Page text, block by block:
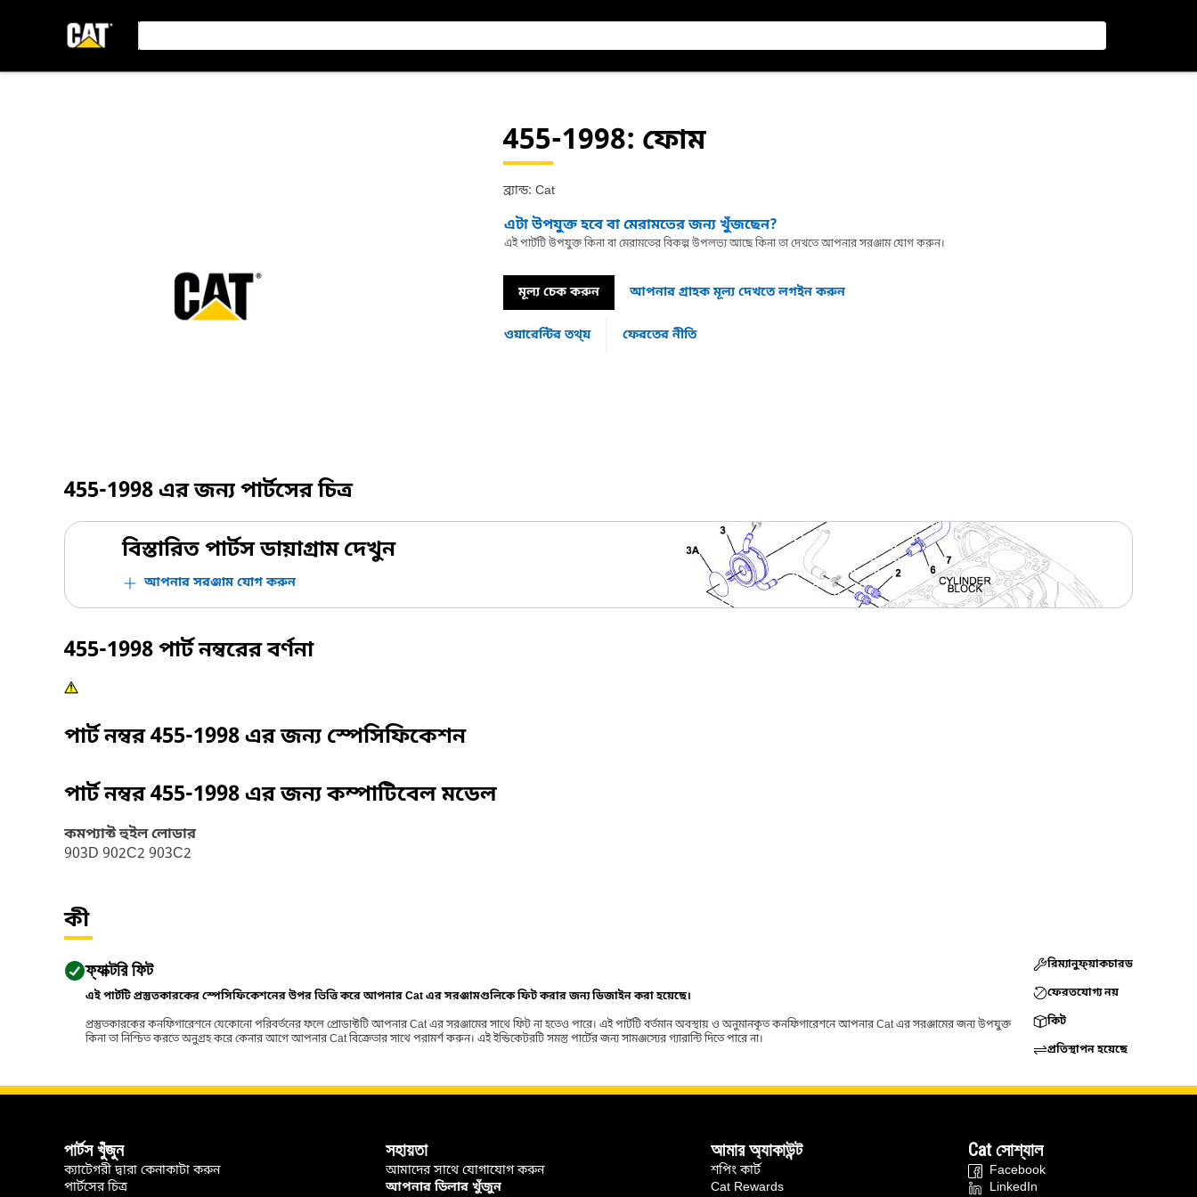
455-1998: ফোম
ব্র্যান্ড: Cat
এটা উপযুক্ত হবে বা মেরামতের জন্য খুঁজছেন?
এই পার্টটি উপযুক্ত কিনা বা মেরামতের বিকল্প উপলভ্য আছে কিনা তা দেখতে আপনার সরঞ্জাম যোগ করুন।
মূল্য চেক করুন আপনার গ্রাহক মূল্য দেখতে লগইন করুন
ওয়ারেন্টির তথ্য় ফেরতের নীতি
455-1998এর জন্য পার্টসের চিত্র
বিস্তারিত পার্টস ডায়াগ্রাম দেখুন
আপনার সরঞ্জাম যোগ করুন
455-1998পার্ট নম্বরের বর্ণনা
পার্ট নম্বর455-1998এর জন্য স্পেসিফিকেশন
পার্ট নম্বর455-1998এর জন্য কম্পাটিবেল মডেল
কমপ্যাক্ট হুইল লোডার
903D 902C2 903C2
কী
ফ্যাক্টরি ফিট
এই পার্টটি প্রস্তুতকারকের স্পেসিফিকেশনের উপর ভিত্তি করে আপনার Cat এর সরঞ্জামগুলিকে ফিট করার জন্য ডিজাইন করা হয়েছে।
প্রস্তুতকারকের কনফিগারেশনে যেকোনো পরিবর্তনের ফলে প্রোডাক্টটি আপনার Cat এর সরঞ্জামের সাথে ফিট না হতেও পারে। এই পার্টটি বর্তমান অবস্থায় ও অনুমানকৃত কনফিগারেশনে আপনার Cat এর সরঞ্জামের জন্য উপযুক্ত
কিনা তা নিশ্চিত করতে অনুগ্রহ করে কেনার আগে আপনার Cat বিক্রেতার সাথে পরামর্শ করুন। এই ইন্ডিকেটরটি সমস্ত পার্টের জন্য সামঞ্জস্যের গ্যারান্টি দিতে পারে না।
রিম্যানুফ্য়াকচারড
ফেরতযোগ্য নয়
কিট
প্রতিস্থাপন হয়েছে
পার্টস খুঁজুন
ক্যাটেগরী দ্বারা কেনাকাটা করুন
পার্টসের চিত্র
সহায়তা
আমাদের সাথে যোগাযোগ করুন
আপনার ডিলার খুঁজুন
আমার অ্যাকাউন্ট
শপিং কার্ট
Cat Rewards
Cat সোশ্যাল
Facebook
LinkedIn